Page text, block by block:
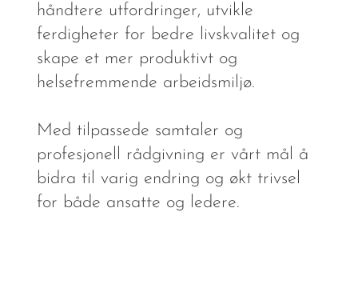
håndtere utfordringer, utvikle
ferdigheter for bedre livskvalitet og
skape et mer produktivt og
helsefremmende arbeidsmiljø.
Med tilpassede samtaler og
profesjonell rådgivning er vårt mål å
bidra til varig endring og økt trivsel
for både ansatte og ledere.